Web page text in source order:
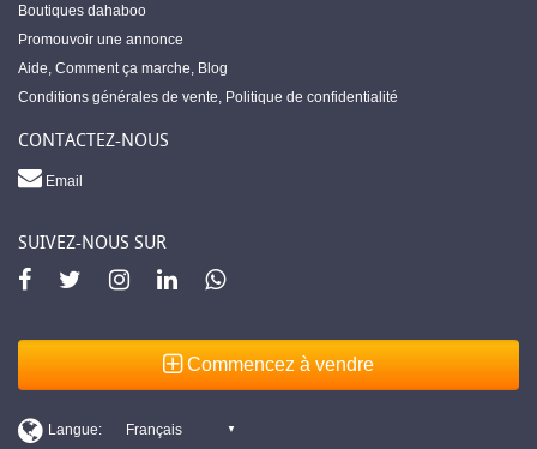
Boutiques dahaboo
Promouvoir une annonce
Aide, Comment ça marche, Blog
Conditions générales de vente, Politique de confidentialité
CONTACTEZ-NOUS
Email
SUIVEZ-NOUS SUR
Commencez à vendre